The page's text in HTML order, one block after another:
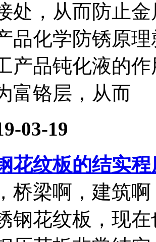
处，从而防止
品化学防锈原
产品钝化液的
富铬层，从而
03-19
花纹板的结实​程
桥梁啊，建筑
钢花纹板，现